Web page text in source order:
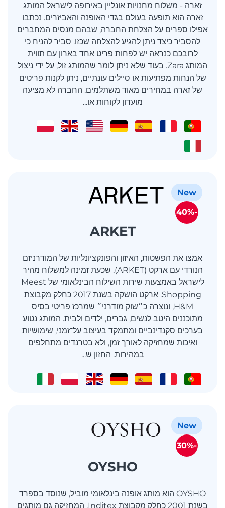
זארה - משלוח מחנויות אונליין באירופה לישראל המותג
זארה הוא תופעה בעולם בגדי האופנה והאביזרים. נכתבו
אפילו ספרים על הצלחת החברה, שבהם מנסים המחברים
להסביר כיצד ניתן להגיע להצלחה שכזו. סביר להניח כי
לרובכם כנראה יש לפחות פריט אחד בארון עם תווית
המותג Zara. בעוד שלא ניתן לומר שהמותג זול, על ידי ניצול
של הנחות מפתיעות או סיילים עונתיים, ניתן לקנות פריטים
של זארה במחירים מאוד משתלמים. החברה לא מציעה
מועדון לקוחות או...
ARKET
אמצו את הפשטות, האיזון והפונקציונליות של המודרניזם
הנורדי עם ארקט (ARKET), שכעת זמינה למשלוח מהיר
לישראל באמצעות שירות השילוח הבינלאומי של Meest
Shopping. ארקט הושקה בשנת 2017 כחלק מקבוצת
H&M, ונוצרה כ״שוק מודרני״ שמרכז פריטי בסיס
מתוכננים היטב לנשים, גברים, ילדים ולבית. המותג נטוע
בערכים סקנדינביים ומתמקד בעיצוב על־זמני, שימושיות
ואיכות שמחזיקה לאורך זמן, ולא בטרנדים מתחלפים
במהירות. החזון ש...
New
-40%
OYSHO
OYSHO הוא מותג אופנה בינלאומי מוביל, שנוסד בספרד
בשנת 2001 כחלק מקבוצת Inditex, המחזיקה גם מותגים
New
-30%